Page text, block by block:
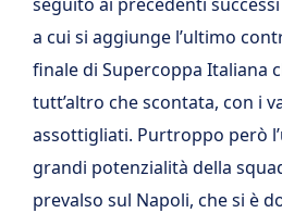
a cui si aggiunge l’ultimo
finale di Supercoppa Italiana
tutt’altro che scontata, con i
assottigliati. Purtroppo però
grandi potenzialità della
prevalso sul Napoli, che si è